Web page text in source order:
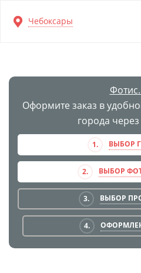
Перейти
к
Чебоксары
Оформите заказ в
города
1. ВЫБОР
2. ВЫБОР
3. ВЫБОР
4.